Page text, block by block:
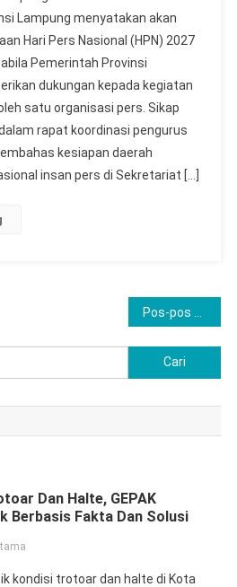
Lampung menyatakan akan
Hari Pers Nasional (HPN) 2027
Pemerintah Provinsi
dukungan kepada kegiatan
satu organisasi pers. Sikap
rapat koordinasi pengurus
kesiapan daerah
insan pers di Sekretariat […]
untuk:
Dan Halte, GEPAK
Berbasis Fakta Dan Solusi
kondisi trotoar dan halte di Kota